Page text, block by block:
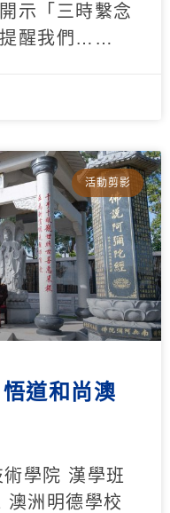
示「三時繫念
提醒我們……
活動剪影
道和尚澳
學院 漢學班
澳洲明德學校